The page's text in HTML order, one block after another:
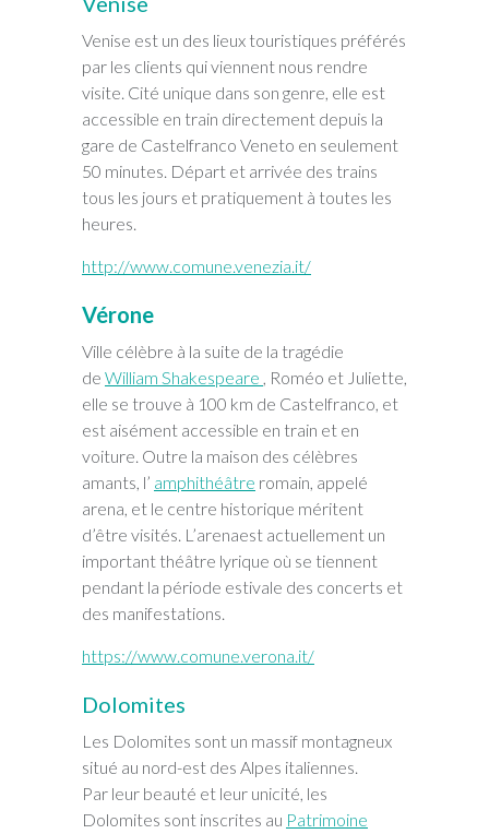
Venise est un des lieux touristiques préférés
par les clients qui viennent nous rendre
visite. Cité unique dans son genre, elle est
accessible en train directement depuis la
gare de Castelfranco Veneto en seulement
50 minutes. Départ et arrivée des trains
tous les jours et pratiquement à toutes les
heures.
http://www.comune.venezia.it/
Vérone
Ville célèbre à la suite de la tragédie
de William Shakespeare , Roméo et Juliette,
elle se trouve à 100 km de Castelfranco, et
est aisément accessible en train et en
voiture. Outre la maison des célèbres
amants, l’ amphithéâtre romain, appelé
arena, et le centre historique méritent
d’être visités. L’arenaest actuellement un
important théâtre lyrique où se tiennent
pendant la période estivale des concerts et
des manifestations.
https://www.comune.verona.it/
Dolomites
Les Dolomites sont un massif montagneux
situé au nord-est des Alpes italiennes.
Par leur beauté et leur unicité, les
Dolomites sont inscrites au Patrimoine